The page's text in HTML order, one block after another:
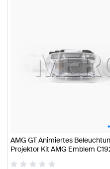
•
AMG GT Animiertes
Projektor Kit AMG Emblem